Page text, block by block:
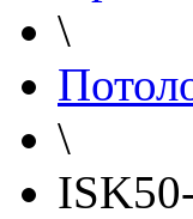
\
\